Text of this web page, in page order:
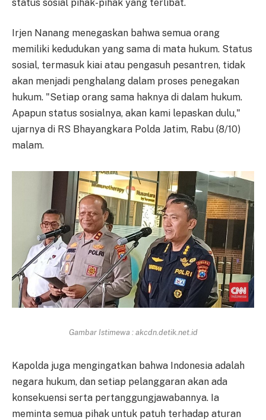
status sosial pihak-pihak yang terlibat.
Irjen Nanang menegaskan bahwa semua orang
memiliki kedudukan yang sama di mata hukum. Status
sosial, termasuk kiai atau pengasuh pesantren, tidak
akan menjadi penghalang dalam proses penegakan
hukum. "Setiap orang sama haknya di dalam hukum.
Apapun status sosialnya, akan kami lepaskan dulu,"
ujarnya di RS Bhayangkara Polda Jatim, Rabu (8/10)
malam.
Gambar Istimewa : akcdn.detik.net.id
Kapolda juga mengingatkan bahwa Indonesia adalah
negara hukum, dan setiap pelanggaran akan ada
konsekuensi serta pertanggungjawabannya. Ia
meminta semua pihak untuk patuh terhadap aturan